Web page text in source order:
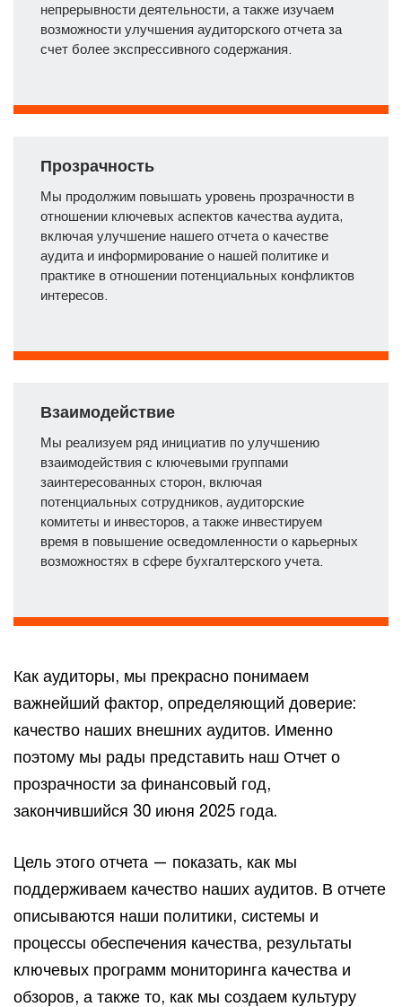
непрерывности деятельности, а также изучаем
возможности улучшения аудиторского отчета за
счет более экспрессивного содержания.
Прозрачность
Мы продолжим повышать уровень прозрачности в
отношении ключевых аспектов качества аудита,
включая улучшение нашего отчета о качестве
аудита и информирование о нашей политике и
практике в отношении потенциальных конфликтов
интересов.
Взаимодействие
Мы реализуем ряд инициатив по улучшению
взаимодействия с ключевыми группами
заинтересованных сторон, включая
потенциальных сотрудников, аудиторские
комитеты и инвесторов, а также инвестируем
время в повышение осведомленности о карьерных
возможностях в сфере бухгалтерского учета.
Как аудиторы, мы прекрасно понимаем
важнейший фактор, определяющий доверие:
качество наших внешних аудитов. Именно
поэтому мы рады представить наш Отчет о
прозрачности за финансовый год,
закончившийся 30 июня 2025 года.
Цель этого отчета — показать, как мы
поддерживаем качество наших аудитов. В отчете
описываются наши политики, системы и
процессы обеспечения качества, результаты
ключевых программ мониторинга качества и
обзоров, а также то, как мы создаем культуру